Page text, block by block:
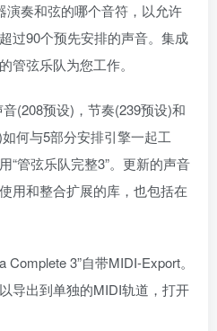
演奏和弦的哪个音符，以允许
过90个预先安排的声音。集成
管弦乐队为您工作。
(208预设)，节奏(239预设)和
何与5部分安排引擎一起工
“管弦乐队完整3”。更新的声音
用和整合扩展的库，也包括在
3”自带MIDI-Export。
导出到单独的MIDI轨道，打开